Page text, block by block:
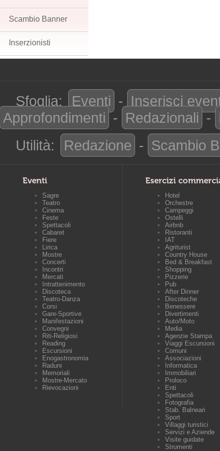
Scambio Banner
Inserzionisti
Sfoglia: Eventi - Inserisci
Approfondimenti - Redazionali -
Utilità:
Redazione - Scambio
Eventi
Sagre
Teatro
Cinema
Feste
Spettacoli
Cabaret
Fiere
Lirica
Mostre
Concerti
Incontri
Mercati
Intrattenimento
Discoteca
Teatro-Danza
Corsi
Gare-Sportive
Manifestazioni
Convegni
Riti-Religiosi
Reading
Escursioni
Enogastronomia
Raduni
Memoriali
Mostre-Mercato
Rievocazioni
Esercizi
Hotel
Orchestre
Campeggi
Ostelli
Airbnb
Ristoranti
IAT
Agriturist
Country House
Bed & Breakfast
Shopping
Pizzerie
Pub
After Dinner
Discoteche
Benessere
Divertimenti
Auto/Moto
Media
Agenzie Stampa
Viaggi Escursioni
Comuni
Associazioni
Informatica
Immobiliari
Proloco
Enti
Spettacoli
Fotografia
Stab. Balneari
Sport
Villaggi turistici
Servizi e Aziende
Visite guidate
Strumenti